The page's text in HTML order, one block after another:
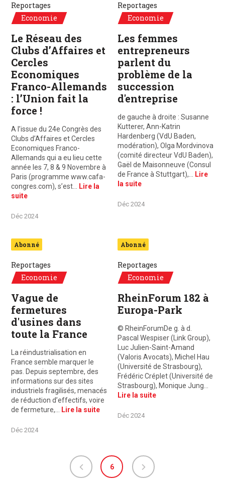
Reportages
Economie
Le Réseau des
Clubs d’Affaires et
Cercles
Economiques
Franco-Allemands
: l’Union fait la
force !
A l’issue du 24e Congrès des
Clubs d’Affaires et Cercles
Economiques Franco-
Allemands qui a eu lieu cette
année les 7, 8 & 9 Novembre à
Paris (programme www.cafa-
congres.com), s’est…
Lire la
suite
Déc 2024
Reportages
Economie
Les femmes
entrepreneurs
parlent du
problème de la
succession
d'entreprise
de gauche à droite : Susanne
Kutterer, Ann-Katrin
Hardenberg (VdU Baden,
modération), Olga Mordvinova
(comité directeur VdU Baden),
Gaël de Maisonneuve (Consul
de France à Stuttgart),…
Lire
la suite
Déc 2024
Abonné
Reportages
Economie
Vague de
fermetures
d'usines dans
toute la France
La réindustrialisation en
France semble marquer le
pas. Depuis septembre, des
informations sur des sites
industriels fragilisés, menacés
de réduction d’effectifs, voire
de fermeture,…
Lire la suite
Déc 2024
Abonné
Reportages
Economie
RheinForum 182 à
Europa-Park
© RheinForumDe g. à d.
Pascal Wespiser (Link Group),
Luc Julien-Saint-Amand
(Valoris Avocats), Michel Hau
(Université de Strasbourg),
Frédéric Créplet (Université de
Strasbourg), Monique Jung…
Lire la suite
Déc 2024
6